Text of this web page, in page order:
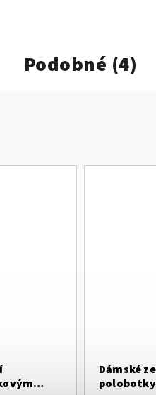
Podobné (4)
Dámské